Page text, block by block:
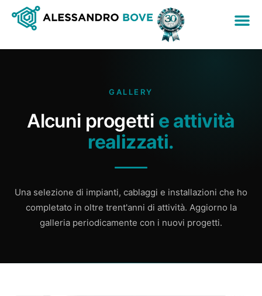
GALLERY
Alcuni progetti e attività
realizzati.
Una selezione di impianti, cablaggi e installazioni che ho
completato in oltre trent'anni di attività. Aggiorno la
galleria periodicamente con i nuovi progetti.